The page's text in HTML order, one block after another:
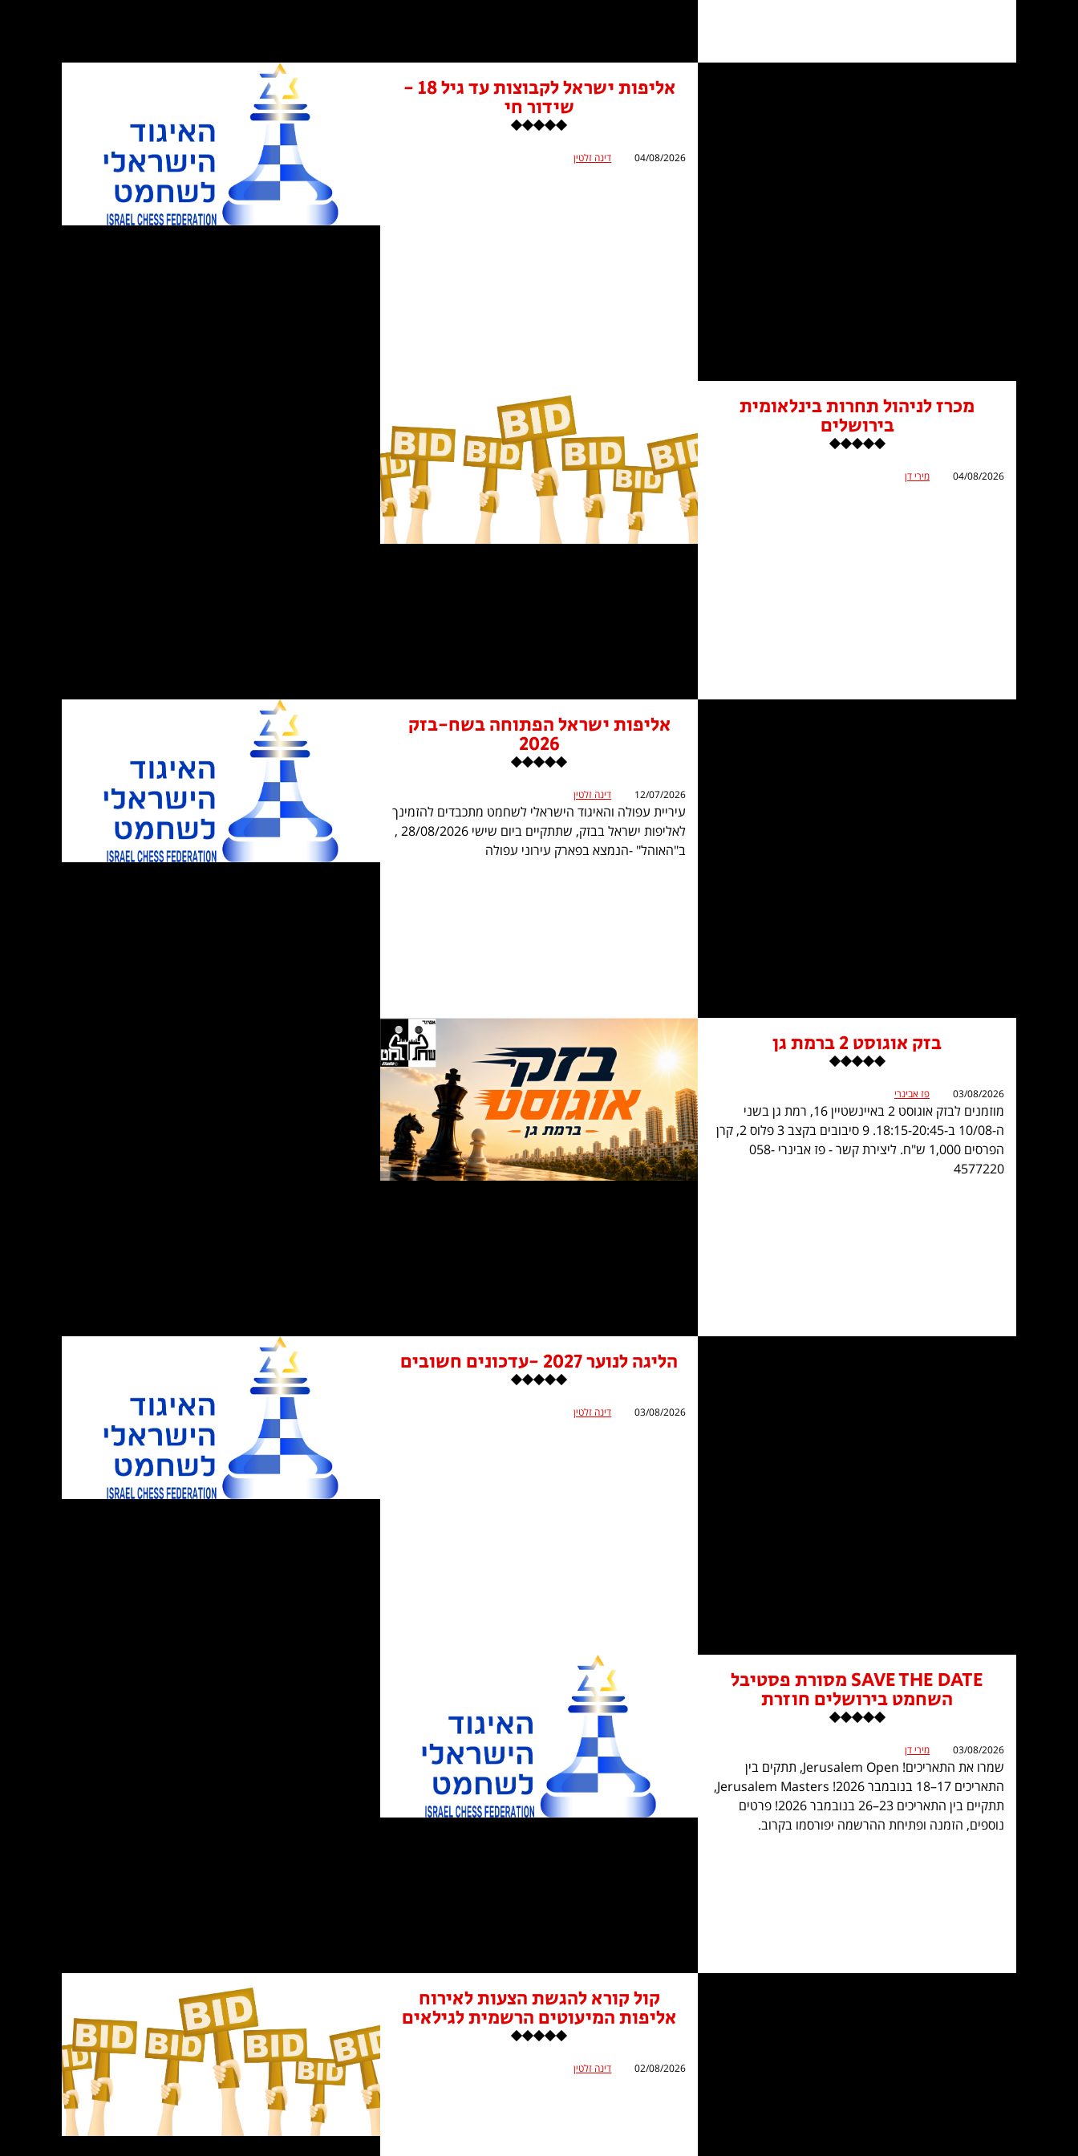
אליפות ישראל לקבוצות עד גיל 18 -
שידור חי
04/08/2026 דינה זלטין
מכרז לניהול תחרות בינלאומית
בירושלים
04/08/2026 מירי דן
אליפות ישראל הפתוחה בשח-בזק
2026
12/07/2026 דינה זלטין
עיריית עפולה והאיגוד הישראלי לשחמט מתכבדים להזמינך
לאליפות ישראל בבזק, שתתקיים ביום שישי 28/08/2026 ,
ב"האוהל" -הנמצא בפארק עירוני עפולה
בזק אוגוסט 2 ברמת גן
03/08/2026 פז אבינרי
מוזמנים לבזק אוגוסט 2 באיינשטיין 16, רמת גן בשני
ה-10/08 ב-18:15-20:45. 9 סיבובים בקצב 3 פלוס 2, קרן
הפרסים 1,000 ש"ח. ליצירת קשר - פז אבינרי 058-
4577220
הליגה לנוער 2027 -עדכונים חשובים
03/08/2026 דינה זלטין
SAVE THE DATE מסורת פסטיבל
השחמט בירושלים חוזרת
03/08/2026 מירי דן
שמרו את התאריכים! Jerusalem Open, תתקים בין
התאריכים 17–18 בנובמבר 2026! Jerusalem Masters,
תתקיים בין התאריכים 23–26 בנובמבר 2026! פרטים
נוספים, הזמנה ופתיחת ההרשמה יפורסמו בקרוב.
קול קורא להגשת הצעות לאירוח
אליפות המיעוטים הרשמית לגילאים
02/08/2026 דינה זלטין